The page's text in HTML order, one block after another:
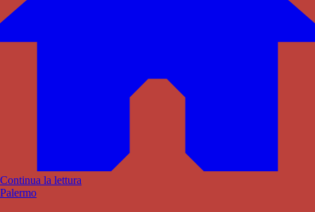
Continua la lettura
Palermo